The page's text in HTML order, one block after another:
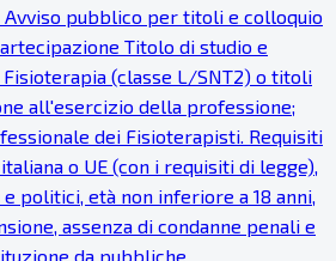
pubblico per titoli e colloquio
Titolo di studio e
(classe L/SNT2) o titoli
all'esercizio della professione;
dei Fisioterapisti. Requisiti
o UE (con i requisiti di legge),
politici, età non inferiore a 18 anni,
assenza di condanne penali e
da pubbliche